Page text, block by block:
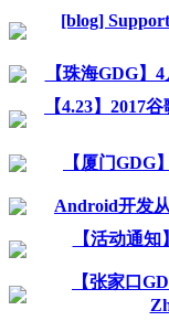
[blog]
【珠海GDG】
【4.23】2017
【厦门GDG
Android开发
【活动通
【张家口